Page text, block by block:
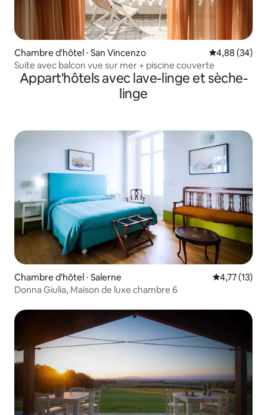
Chambre d'hôtel ⋅ San Vincenzo Évaluation
4,88 (34)
Suite avec balcon vue sur mer + piscine couverte
Appart'hôtels avec lave-linge et sèche-
linge
Chambre d'hôtel ⋅ Salerne Évaluation
4,77 (13)
Donna Giulia, Maison de luxe chambre 6